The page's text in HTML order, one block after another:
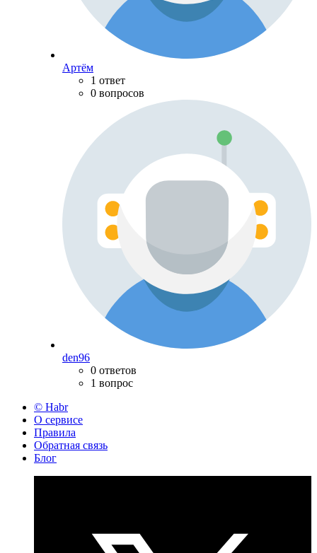
Артём
1 ответ
0 вопросов
den96
0 ответов
1 вопрос
© Habr
О сервисе
Правила
Обратная связь
Блог